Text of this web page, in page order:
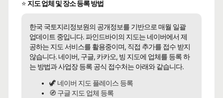
⭐ 지도 업체 및 장소 등록 방법
한국 국토지리정보원의 공개정보를 기반으로 매월 일괄
업데이트 중입니다. 파인드바이의 지도는 네이버에서 제
공하는 지도 서비스를 활용중이며, 직접 추가를 접수 받지
않습니다. 네이버, 구글, 카카오, 빙 지도에 업체를 등록 하
는 방법과 사업장 등록 공식 접수처는 아래와 같습니다.
🦖 네이버 지도 플레이스 등록
🧭 구글 지도 업체 등록